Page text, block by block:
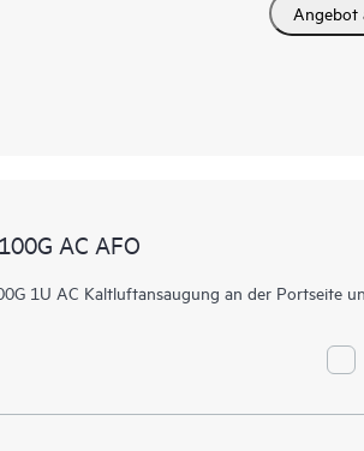
Angebot
AC AFO
1U AC Kaltluftansaugung an der Portseite